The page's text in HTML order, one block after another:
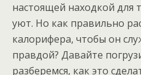
настоящей находкой для
уют. Но как правильно
калорифера, чтобы он
правдой? Давайте
разберемся, как это